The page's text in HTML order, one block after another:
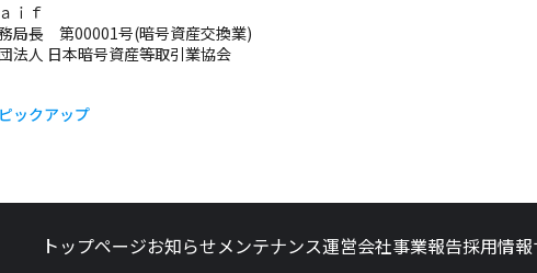
ｉｆ
局長 第00001号(暗号資産交換業)
法人 日本暗号資産等取引業協会
ピックアップ
トップページお知らせメンテナンス運営会社事業報告採用情報